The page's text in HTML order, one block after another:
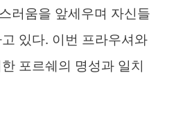
러움을 앞세우며 자신들
있다. 이번 프라우셔와
포르쉐의 명성과 일치